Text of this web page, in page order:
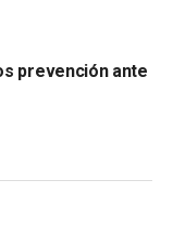
y
Red de
prevención ante